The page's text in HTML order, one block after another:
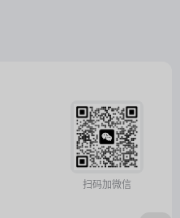
扫码加微信